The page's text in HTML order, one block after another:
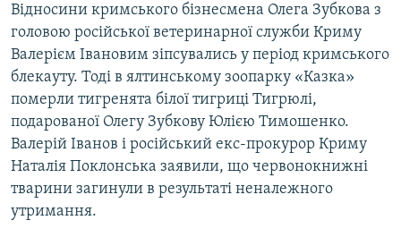
Відносини кримського бізнесмена Олега Зубкова з
головою російської ветеринарної служби Криму
Валерієм Івановим зіпсувались у період кримського
блекауту. Тоді в ялтинському зоопарку «Казка»
померли тигренята білої тигриці Тигрюлі,
подарованої Олегу Зубкову Юлією Тимошенко.
Валерій Іванов і російський екс-прокурор Криму
Наталія Поклонська заявили, що червонокнижні
тварини загинули в результаті неналежного
утримання.